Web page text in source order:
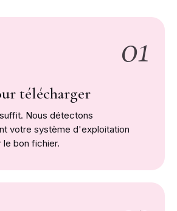
Android
01
télécharger
Nous détectons
votre système d'exploitation
le bon fichier.